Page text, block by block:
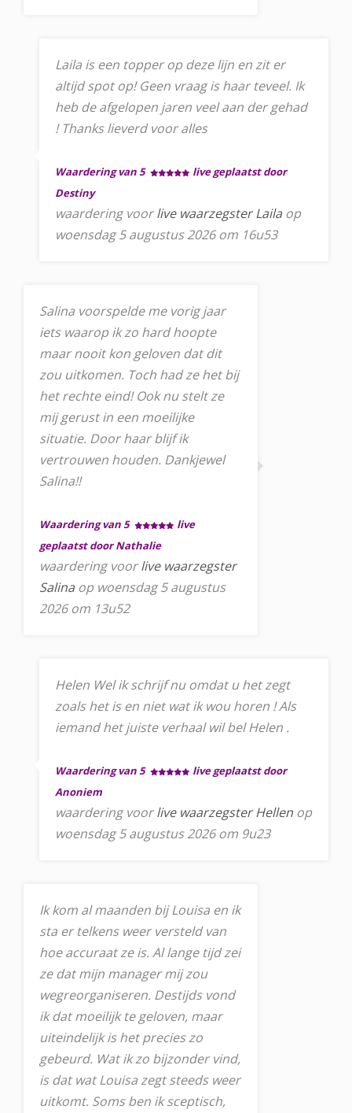
Laila is een topper op deze lijn en zit er
altijd spot op! Geen vraag is haar teveel. Ik
heb de afgelopen jaren veel aan der gehad
! Thanks lieverd voor alles
Waardering van 5
live geplaatst door
Destiny
waardering voorlive waarzegster Laila op
woensdag 5 augustus 2026 om 16u53
Salina voorspelde me vorig jaar
iets waarop ik zo hard hoopte
maar nooit kon geloven dat dit
zou uitkomen. Toch had ze het bij
het rechte eind! Ook nu stelt ze
mij gerust in een moeilijke
situatie. Door haar blijf ik
vertrouwen houden. Dankjewel
Salina!!
Waardering van 5
live
geplaatst door Nathalie
waardering voorlive waarzegster
Salina op woensdag 5 augustus
2026 om 13u52
Helen Wel ik schrijf nu omdat u het zegt
zoals het is en niet wat ik wou horen ! Als
iemand het juiste verhaal wil bel Helen .
Waardering van 5
live geplaatst door
Anoniem
waardering voorlive waarzegster Hellen op
woensdag 5 augustus 2026 om 9u23
Ik kom al maanden bij Louisa en ik
sta er telkens weer versteld van
hoe accuraat ze is. Al lange tijd zei
ze dat mijn manager mij zou
wegreorganiseren. Destijds vond
ik dat moeilijk te geloven, maar
uiteindelijk is het precies zo
gebeurd. Wat ik zo bijzonder vind,
is dat wat Louisa zegt steeds weer
uitkomt. Soms ben ik sceptisch,